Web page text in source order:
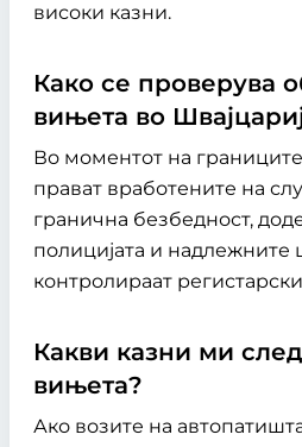
високи казни.
Како се проверува
вињета во
Во моментот на границите
прават вработените на
гранична безбедност,
полицијата и надлежните
контролираат
Какви казни ми
вињета?
Ако возите на